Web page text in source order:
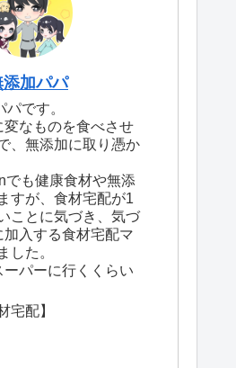
添加パパ
です。
なものを食べさせ
、無添加に取り憑か
でも健康食材や無添
すが、食材宅配が1
ことに気づき、気づ
加入する食材宅配マ
した。
パーに行くくらい
宅配】